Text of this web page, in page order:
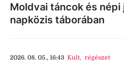
Moldvai táncok és népi
napközis táborában
2026. 08. 05., 16:43 Kult, régészet